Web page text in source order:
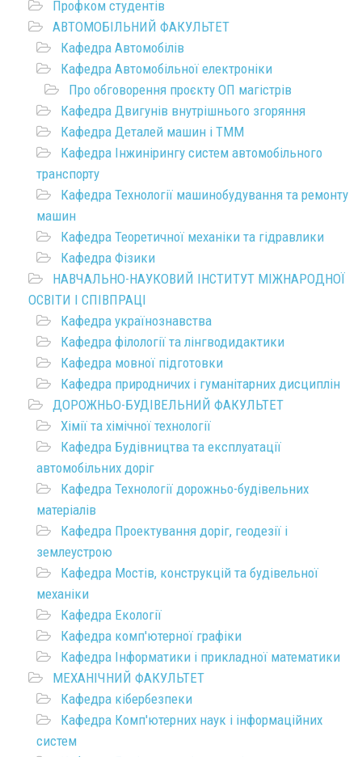
Профком студентів
АВТОМОБІЛЬНИЙ ФАКУЛЬТЕТ
Кафедра Автомобілів
Кафедра Автомобільної електроніки
Про обговорення проєкту ОП магістрів
Кафедра Двигунів внутрішнього згоряння
Кафедра Деталей машин і ТММ
Кафедра Інжинірингу систем автомобільного
транспорту
Кафедра Технології машинобудування та ремонту
машин
Кафедра Теоретичної механіки та гідравлики
Кафедра Фізики
НАВЧАЛЬНО-НАУКОВИЙ ІНСТИТУТ МІЖНАРОДНОЇ
ОСВІТИ І СПІВПРАЦІ
Кафедра українознавства
Кафедра філології та лінгводидактики
Кафедра мовної підготовки
Кафедра природничих і гуманітарних дисциплін
ДОРОЖНЬО-БУДІВЕЛЬНИЙ ФАКУЛЬТЕТ
Хімії та хімічної технології
Кафедра Будівництва та експлуатації
автомобільних доріг
Кафедра Технології дорожньо-будівельних
матеріалів
Кафедра Проектування доріг, геодезії і
землеустрою
Кафедра Мостів, конструкцій та будівельної
механіки
Кафедра Екології
Кафедра комп'ютерної графіки
Кафедра Інформатики і прикладної математики
МЕХАНІЧНИЙ ФАКУЛЬТЕТ
Кафедра кібербезпеки
Кафедра Комп'ютерних наук і інформаційних
систем